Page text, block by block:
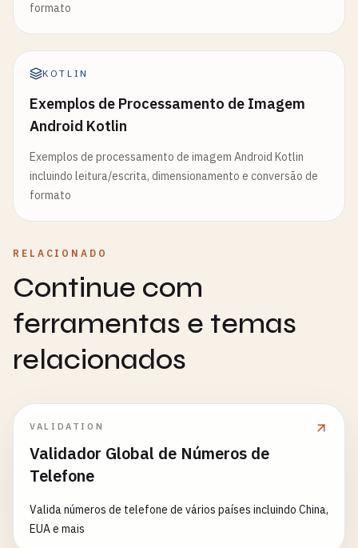
formato
KOTLIN
Exemplos de Processamento de Imagem
Android Kotlin
Exemplos de processamento de imagem Android Kotlin
incluindo leitura/escrita, dimensionamento e conversão de
formato
RELACIONADO
Continue com
ferramentas e temas
relacionados
VALIDATION
Validador Global de Números de
Telefone
Valida números de telefone de vários países incluindo China,
EUA e mais